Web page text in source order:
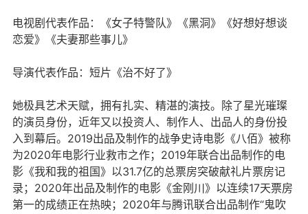
电视剧代表作品：《女子特警队》《黑洞》《好想好想谈
恋爱》《夫妻那些事儿》
导演代表作品：短片《治不好了》
她极具艺术天赋，拥有扎实、精湛的演技。除了星光璀璨
的演员身份，近年又以投资人、制作人、出品人的身份投
入到幕后。2019出品及制作的战争史诗电影《八佰》被称
为2020年电影行业救市之作；2019年联合出品制作的电
影《我和我的祖国》以31.7亿的总票房突破献礼片票房记
录；2020年出品及制作的电影《金刚川》以连续17天票房
第一的成绩正在热映；2020年与腾讯联合出品制作“鬼吹